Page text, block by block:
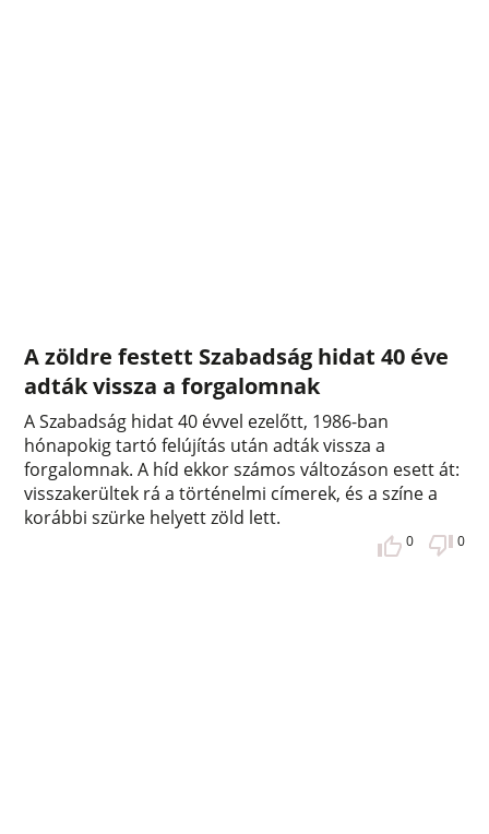
A zöldre festett Szabadság hidat 40 éve
adták vissza a forgalomnak
A Szabadság hidat 40 évvel ezelőtt, 1986-ban
hónapokig tartó felújítás után adták vissza a
forgalomnak. A híd ekkor számos változáson esett át:
visszakerültek rá a történelmi címerek, és a színe a
korábbi szürke helyett zöld lett.
0 0